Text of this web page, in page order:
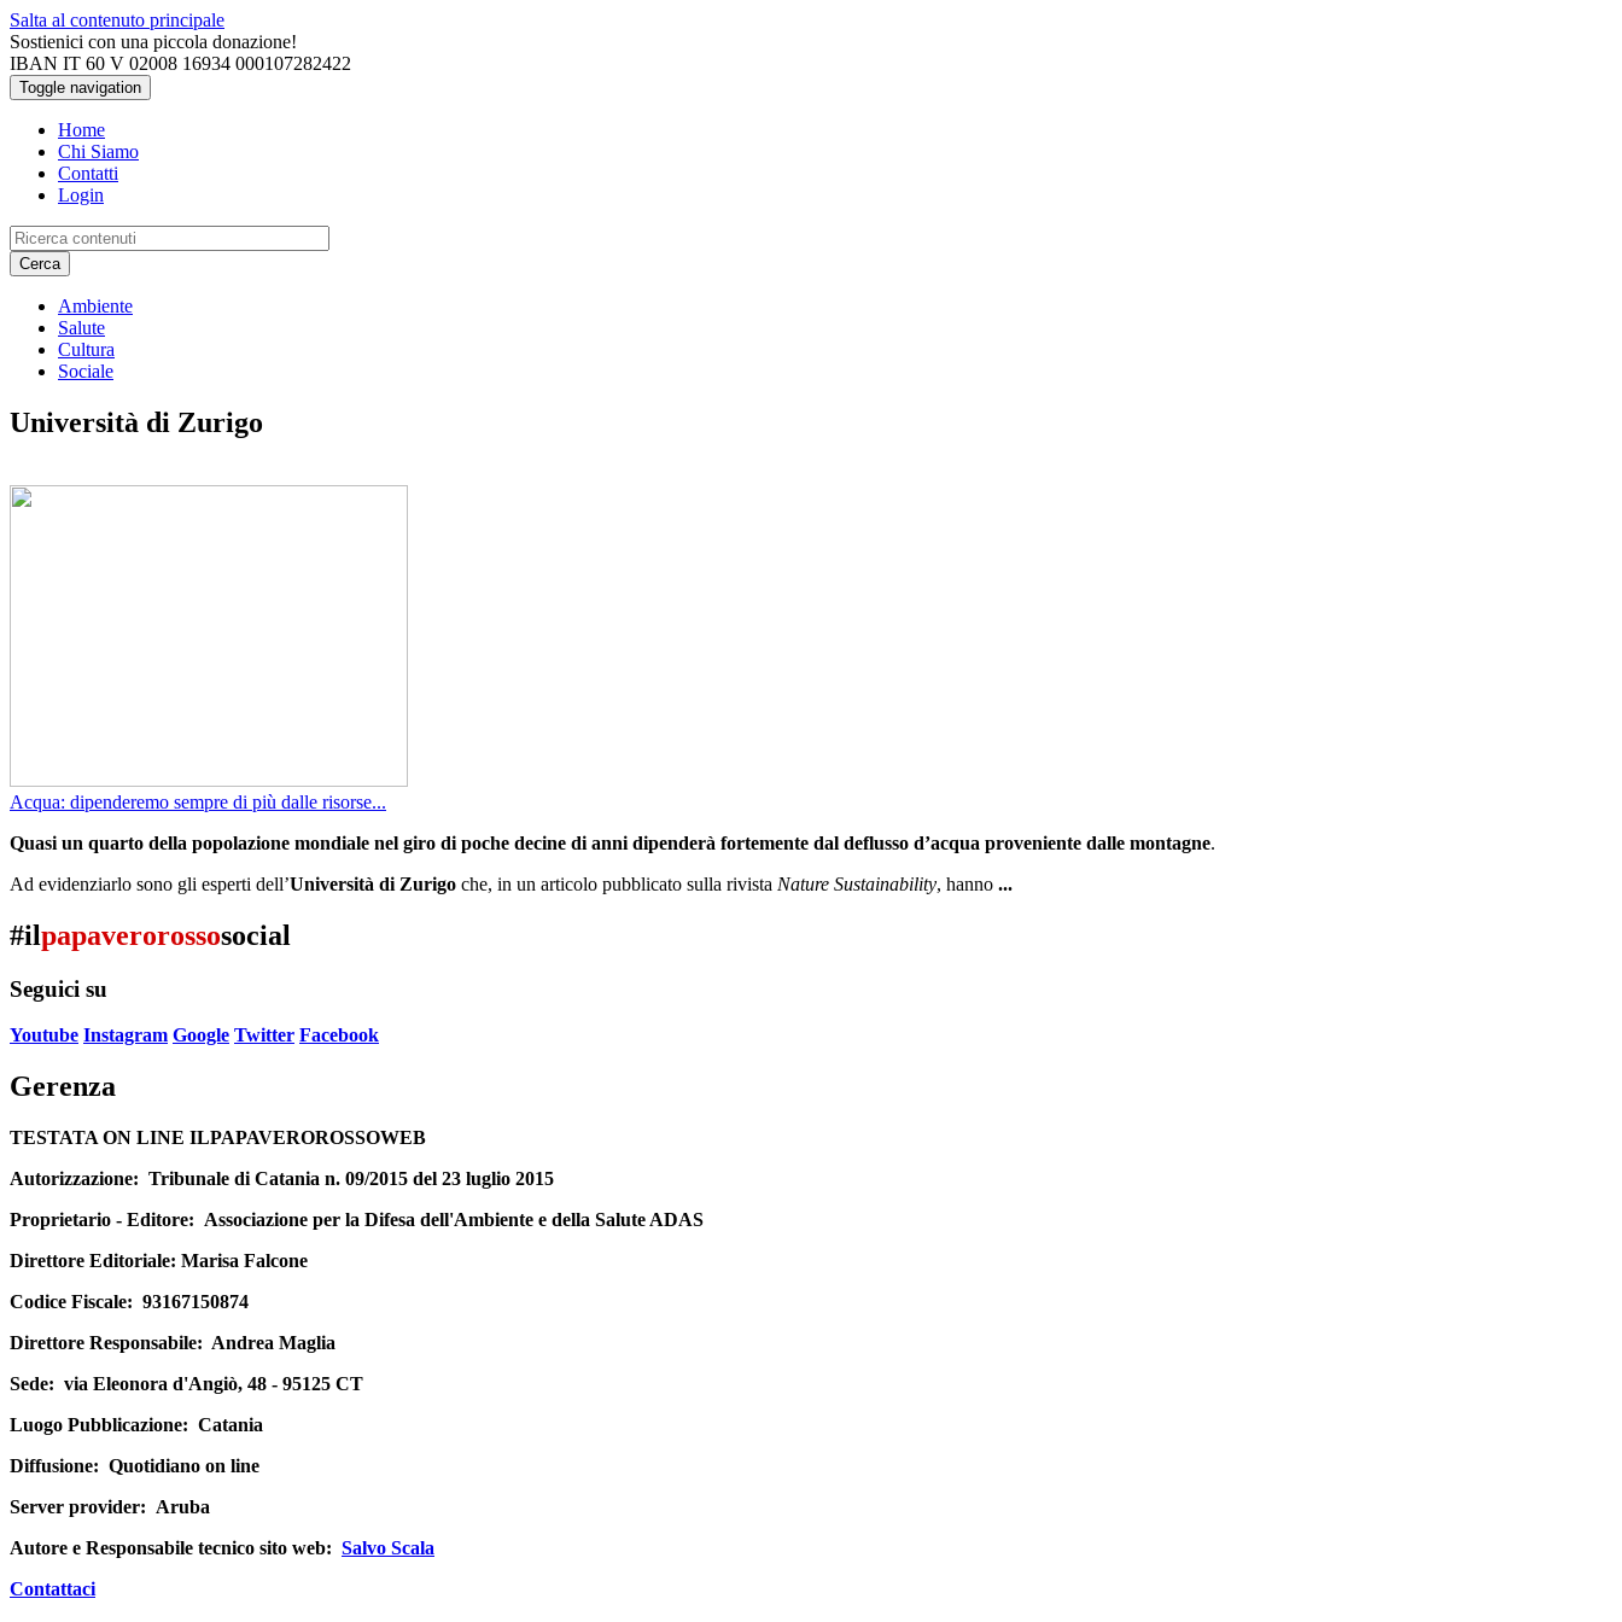
Salta al contenuto principale
Sostienici con una piccola donazione!
IBAN IT 60 V 02008 16934 000107282422
Toggle navigation
Home
Chi Siamo
Contatti
Login
Cerca
Ambiente
Salute
Cultura
Sociale
Università di Zurigo
Acqua: dipenderemo sempre di più dalle risorse...
Quasi un quarto della popolazione mondiale nel giro di poche decine di anni dipenderà fortemente dal deflusso d’acqua proveniente dalle montagne.
Ad evidenziarlo sono gli esperti dell’Università di Zurigo che, in un articolo pubblicato sulla rivista Nature Sustainability, hanno ...
#ilpapaverorossosocial
Seguici su
Youtube Instagram Google Twitter Facebook
Gerenza
TESTATA ON LINE ILPAPAVEROROSSOWEB
Autorizzazione: Tribunale di Catania n. 09/2015 del 23 luglio 2015
Proprietario - Editore: Associazione per la Difesa dell'Ambiente e della Salute ADAS
Direttore Editoriale: Marisa Falcone
Codice Fiscale: 93167150874
Direttore Responsabile: Andrea Maglia
Sede: via Eleonora d'Angiò, 48 - 95125 CT
Luogo Pubblicazione: Catania
Diffusione: Quotidiano on line
Server provider: Aruba
Autore e Responsabile tecnico sito web: Salvo Scala
Contattaci